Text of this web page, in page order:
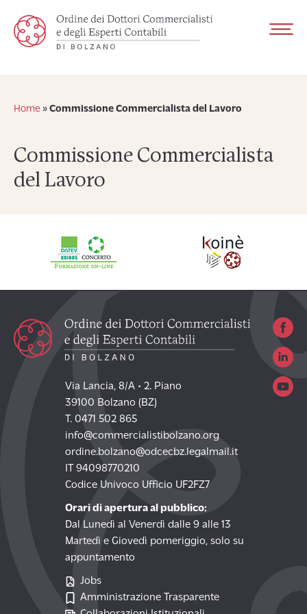
Home » Commissione Commercialista del Lavoro
Commissione Commercialista
del Lavoro
Via Lancia, 8/A • 2. Piano
39100 Bolzano (BZ)
T. 0471 502 865
info@commercialistibolzano.org
ordine.bolzano@odcecbz.legalmail.it
IT 94098770210
Codice Univoco Ufficio UF2FZ7
Orari di apertura al pubblico:
Dal Lunedì al Venerdì dalle 9 alle 13
Martedì e Giovedì pomeriggio, solo su
appuntamento
Jobs
Amministrazione Trasparente